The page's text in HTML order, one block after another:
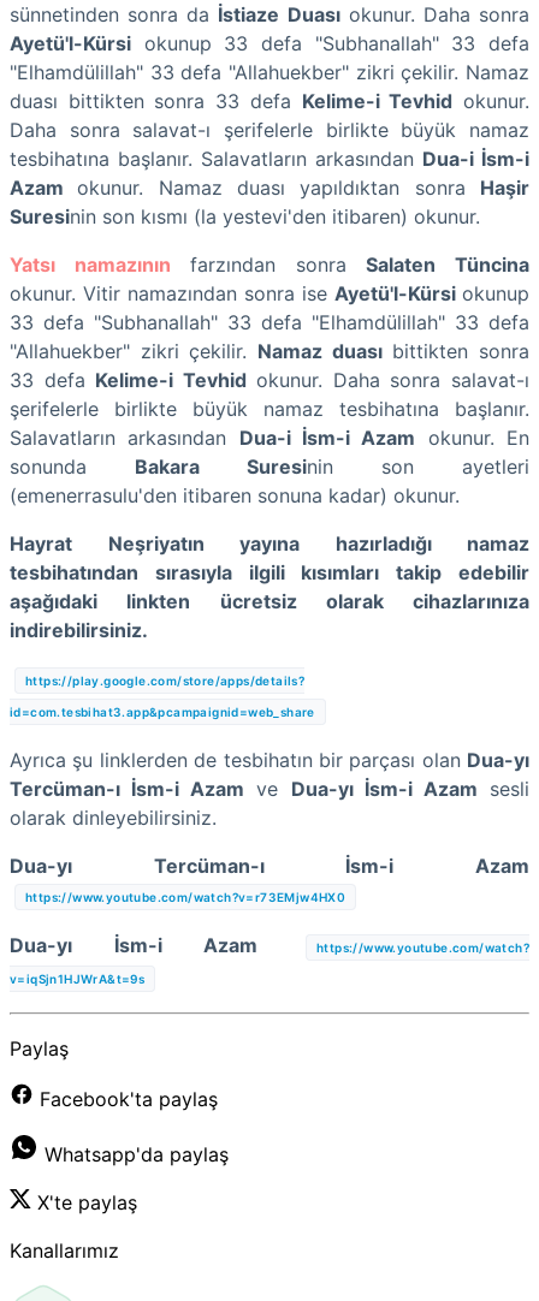
sünnetinden sonra da İstiaze Duası okunur. Daha sonra
Ayetü'l-Kürsi okunup 33 defa "Subhanallah" 33 defa
"Elhamdülillah" 33 defa "Allahuekber" zikri çekilir. Namaz
duası bittikten sonra 33 defa Kelime-i Tevhid okunur.
Daha sonra salavat-ı şerifelerle birlikte büyük namaz
tesbihatına başlanır. Salavatların arkasından Dua-i İsm-i
Azamokunur. Namaz duası yapıldıktan sonra Haşir
Suresinin son kısmı (la yestevi'den itibaren) okunur.
Yatsı namazının farzından sonraSalaten Tüncina
okunur. Vitir namazından sonra ise Ayetü'l-Kürsi okunup
33 defa "Subhanallah" 33 defa "Elhamdülillah" 33 defa
"Allahuekber" zikri çekilir. Namaz duasıbittikten sonra
33 defa Kelime-i Tevhid okunur. Daha sonra salavat-ı
şerifelerle birlikte büyük namaz tesbihatına başlanır.
Salavatların arkasından Dua-i İsm-i Azam okunur. En
sonunda Bakara Suresinin son ayetleri
(emenerrasulu'den itibaren sonuna kadar) okunur.
Hayrat Neşriyatın yayına hazırladığı namaz
tesbihatından sırasıyla ilgili kısımları takip edebilir
aşağıdaki linkten ücretsiz olarak cihazlarınıza
indirebilirsiniz.
https://play.google.com/store/apps/details?
id=com.tesbihat3.app&pcampaignid=web_share
Ayrıca şu linklerden de tesbihatın bir parçası olan Dua-yı
Tercüman-ı İsm-i Azam ve Dua-yı İsm-i Azam sesli
olarak dinleyebilirsiniz.
Dua-yı Tercüman-ı İsm-i Azam
https://www.youtube.com/watch?v=r73EMjw4HX0
Dua-yı İsm-i Azam https://www.youtube.com/watch?
v=iqSjn1HJWrA&t=9s
Paylaş
Facebook'ta paylaş
Whatsapp'da paylaş
X'te paylaş
Kanallarımız